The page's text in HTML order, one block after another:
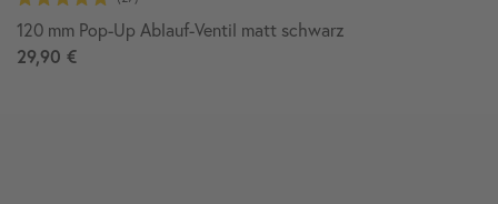
120 mm Pop-Up Ablauf-Ventil matt schwarz
29,90 €